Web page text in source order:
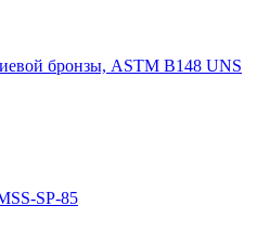
бронзы, ASTM B148 UNS
SP-85